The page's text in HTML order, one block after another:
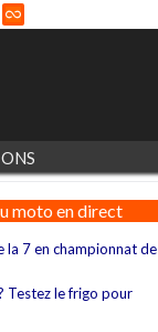
moto en direct
la 7 en championnat de
Testez le frigo pour